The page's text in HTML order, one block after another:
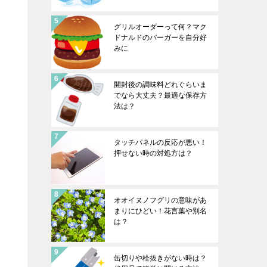
グリルオーダーって何？マク
ドナルドのバーガーを自分好
みに
開封後の調味料どれぐらいま
でなら大丈夫？最適な保存方
法は？
タッチパネルの反応が悪い！
押せない時の対処方は？
オオイヌノフグリの意味があ
まりにひどい！花言葉や別名
は？
缶切りや栓抜きがない時は？